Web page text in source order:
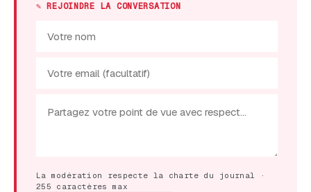
✎ REJOINDRE LA CONVERSATION
La modération respecte la charte du journal ·
255 caractères max